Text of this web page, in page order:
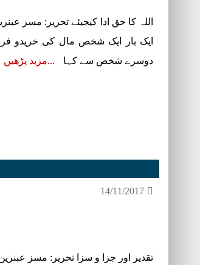
اللہ کا حق ادا کیجیئے تحریر: مسز
ایک بار ایک شخص مال کی خریدو
دوسرے شخص سے کہا
مزید پڑھیں
14/11/2017
تقدیر اور جزا و سزا تحریر: مسز